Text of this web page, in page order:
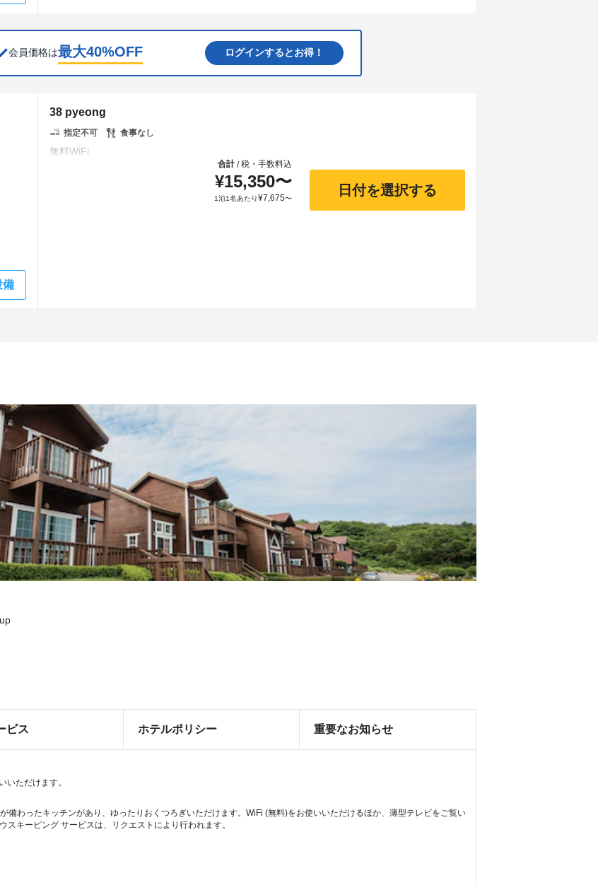
会員価格は最大40%OFF ログインするとお得！
備
38 pyeong
指定不可 食事なし
合計/税・手数料込
¥15,350〜
1泊1名あたり¥7,675〜
日付を選択する
ビス ホテルポリシー 重要なお知らせ
いただけます。
備わったキッチンがあり、ゆったりおくつろぎいただけます。WiFi (無料)をお使いいただけるほか、薄型テレビをご覧い
キーピング サービスは、リクエストにより行われます。